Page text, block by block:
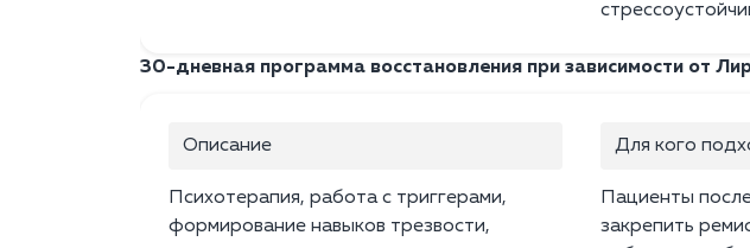
30-дневная программа восстановления при зависимости от
Описание
Психотерапия, работа с триггерами,
формирование навыков трезвости,
Для кого
Пациенты
закрепить